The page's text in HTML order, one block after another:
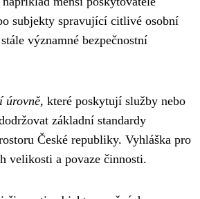
subjekty spravující citlivé osobní
významné bezpečnostní
úrovně, které poskytují služby nebo
základní standardy
České republiky. Vyhláška pro
velikosti a povaze činnosti.